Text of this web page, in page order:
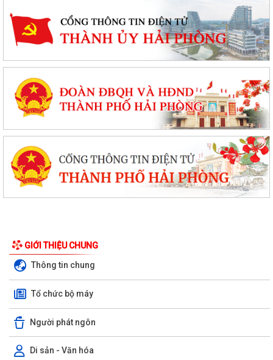
GIỚI THIỆU CHUNG
Thông tin chung
Tổ chức bộ máy
Người phát ngôn
Di sản - Văn hóa